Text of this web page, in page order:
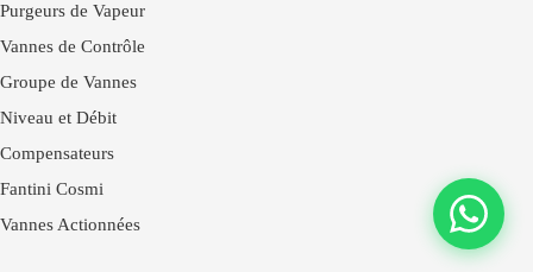
Purgeurs de Vapeur
Vannes de Contrôle
Groupe de Vannes
Niveau et Débit
Compensateurs
Fantini Cosmi
Vannes Actionnées